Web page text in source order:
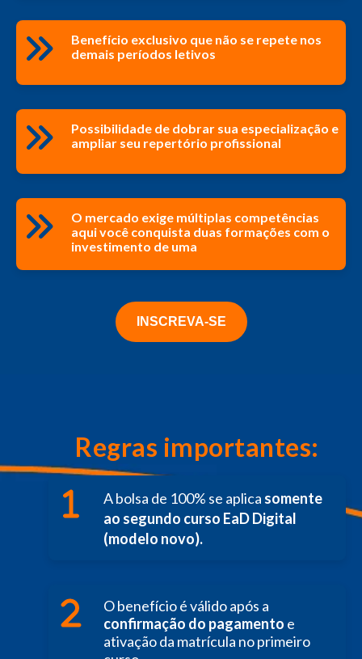
Benefício exclusivo que não se repete nos
demais períodos letivos
Possibilidade de dobrar sua especialização e
ampliar seu repertório profissional
O mercado exige múltiplas competências
aqui você conquista duas formações com o
investimento de uma
INSCREVA-SE
Regras importantes:
A bolsa de 100% se aplica somente
ao segundo curso EaD Digital
(modelo novo).
O benefício é válido após a
confirmação do pagamento e
ativação da matrícula no primeiro